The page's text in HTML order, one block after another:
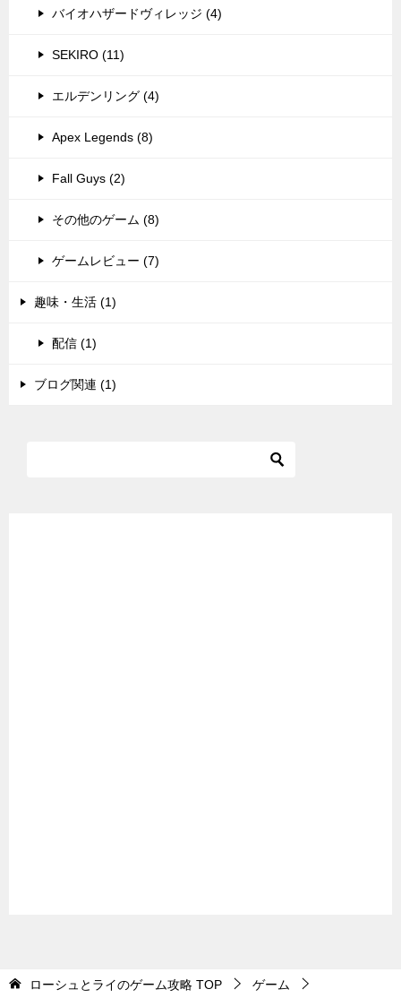
バイオハザードヴィレッジ (4)
SEKIRO (11)
エルデンリング (4)
Apex Legends (8)
Fall Guys (2)
その他のゲーム (8)
ゲームレビュー (7)
趣味・生活 (1)
配信 (1)
ブログ関連 (1)
ローシュとライのゲーム攻略 TOP ゲーム